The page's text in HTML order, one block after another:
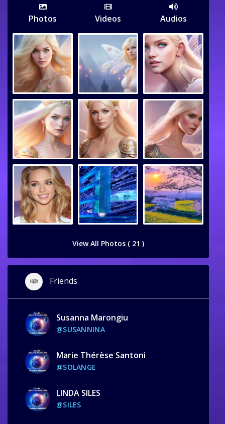
Photos Videos Audios
View All Photos ( 21 )
Friends
Susanna Marongiu
@SUSANNINA
Marie Thérèse Santoni
@SOLANGE
LINDA SILES
@SILES